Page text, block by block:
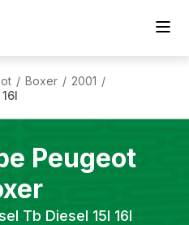
/ Boxer / 2001 /
Peugeot
Tb Diesel 15l 16l